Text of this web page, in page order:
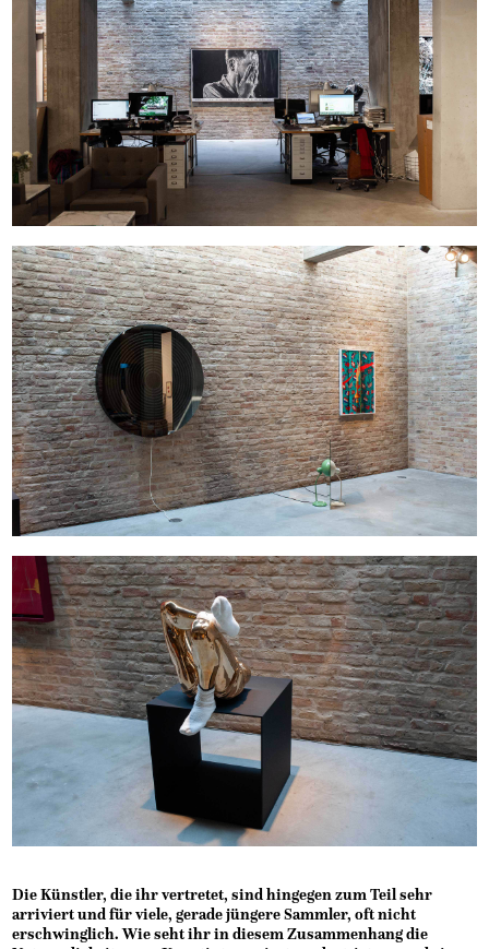
Die Künstler, die ihr vertretet, sind hingegen zum Teil sehr
arriviert und für viele, gerade jüngere Sammler, oft nicht
erschwinglich. Wie seht ihr in diesem Zusammenhang die